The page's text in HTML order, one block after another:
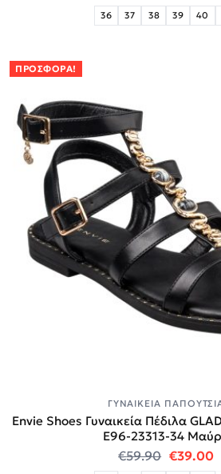
36 37 38 39 40
ΠΡΟΣΦΟΡΆ!
ΓΥΝΑΙΚΕΊΑ
Envie Shoes Γυναικεία Πέδιλα
E96-23313-34
€59.90 Original
€39.00